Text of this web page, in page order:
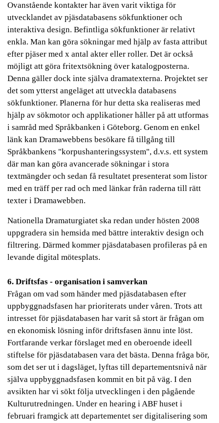
Ovanstående kontakter har även varit viktiga för
utvecklandet av pjäsdatabasens sökfunktioner och
interaktiva design. Befintliga sökfunktioner är relativt
enkla. Man kan göra sökningar med hjälp av fasta attribut
efter pjäser med x antal akter eller roller. Det är också
möjligt att göra fritextsökning över katalogposterna.
Denna gäller dock inte själva dramatexterna. Projektet ser
det som ytterst angeläget att utveckla databasens
sökfunktioner. Planerna för hur detta ska realiseras med
hjälp av sökmotor och applikationer håller på att utformas
i samråd med Språkbanken i Göteborg. Genom en enkel
länk kan Dramawebbens besökare få tillgång till
Språkbankens "korpushanteringssystem", d.v.s. ett system
där man kan göra avancerade sökningar i stora
textmängder och sedan få resultatet presenterat som listor
med en träff per rad och med länkar från raderna till rätt
texter i Dramawebben.
Nationella Dramaturgiatet ska redan under hösten 2008
uppgradera sin hemsida med bättre interaktiv design och
filtrering. Därmed kommer pjäsdatabasen profileras på en
levande digital mötesplats.
6. Driftsfas - organisation i samverkan
Frågan om vad som händer med pjäsdatabasen efter
uppbyggnadsfasen har prioriterats under våren. Trots att
intresset för pjäsdatabasen har varit så stort är frågan om
en ekonomisk lösning inför driftsfasen ännu inte löst.
Fortfarande verkar förslaget med en oberoende ideell
stiftelse för pjäsdatabasen vara det bästa. Denna fråga bör,
som det ser ut i dagsläget, lyftas till departementsnivå när
själva uppbyggnadsfasen kommit en bit på väg. I den
avsikten har vi sökt följa utvecklingen i den pågående
Kulturutredningen. Under en hearing i ABF huset i
februari framgick att departementet ser digitalisering som